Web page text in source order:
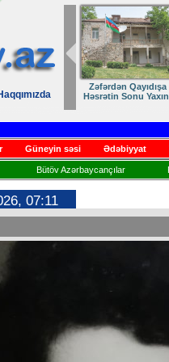
Zəfərdən Qayıdışa
Həsrətin Sonu
Güneyin səsi Ədəbiyyat
Bütöv Azərbaycançılar
07:11